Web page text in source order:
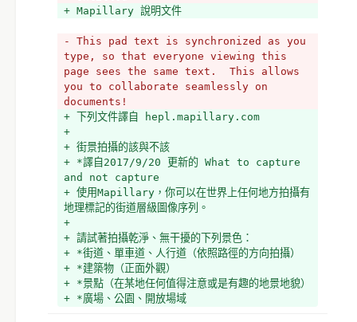
+ Mapillary 說明文件
- This pad text is synchronized as you
type, so that everyone viewing this
page sees the same text.  This allows
you to collaborate seamlessly on
documents!
+ 下列文件譯自 hepl.mapillary.com
+
+ 街景拍攝的該與不該
+ *譯自2017/9/20 更新的 What to capture
and not capture
+ 使用Mapillary，你可以在世界上任何地方拍攝有
地理標記的街道層級圖像序列。
+
+ 請試著拍攝乾淨、無干擾的下列景色：
+ *街道、單車道、人行道（依照路徑的方向拍攝）
+ *建築物（正面外觀）
+ *景點（在某地任何值得注意或是有趣的地景地貌）
+ *廣場、公園、開放場域